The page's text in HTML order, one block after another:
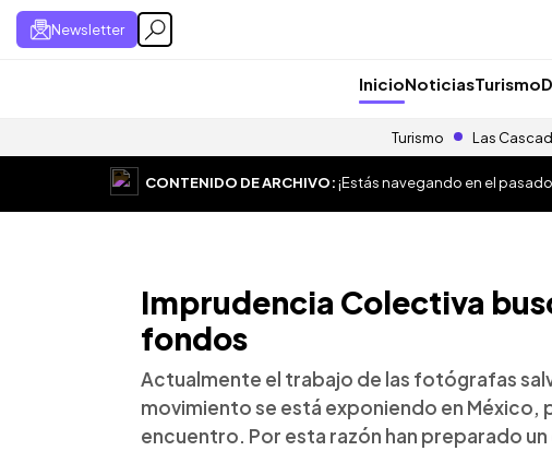
Newsletter
InicioNoticiasTurismo
Turismo Las
CONTENIDO DE ARCHIVO:¡Estás navegando en el
Imprudencia Colectiva
fondos
Actualmente el trabajo de las fotógrafas
movimiento se está exponiendo en México,
encuentro. Por esta razón han preparado